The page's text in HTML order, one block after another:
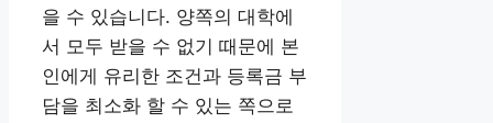
을 수 있습니다. 양쪽의 대학에
서 모두 받을 수 없기 때문에 본
인에게 유리한 조건과 등록금 부
담을 최소화 할 수 있는 쪽으로